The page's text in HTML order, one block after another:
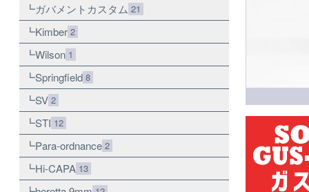
ガバメントカスタム 21
Kimber 2
Wilson 1
Springfield 8
SV 2
STI 12
Para-ordnance 2
Hi-CAPA 13